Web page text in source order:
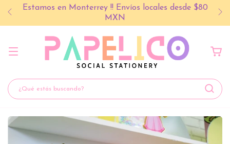
Estamos en Monterrey !! Envíos locales desde $80
MXN